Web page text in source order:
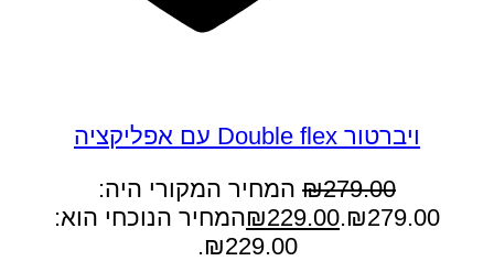
ויברטור Double flex עם אפליקציה
₪279.00
המחיר המקורי היה:
₪279.00.
₪229.00
המחיר הנוכחי הוא:
₪229.00.